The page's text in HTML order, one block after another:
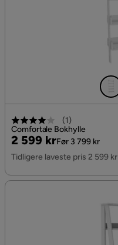
(1)
Comfortale Bokhylle
Pris
2 599 kr
Original
Pris
Før 3 799 kr
Tidligere laveste pris 2 599 kr